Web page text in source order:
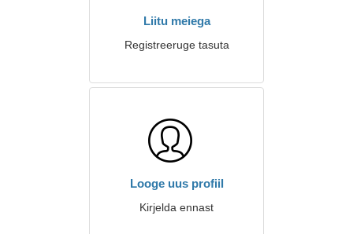
Liitu meiega
Registreeruge tasuta
Looge uus profiil
Kirjelda ennast